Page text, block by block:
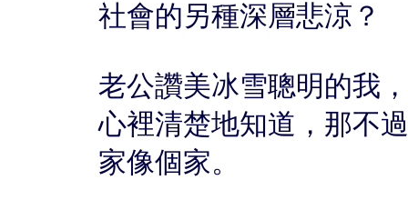
社會的另種深層悲涼？
老公讚美冰雪聰明的我
心裡清楚地知道，那不
家像個家。